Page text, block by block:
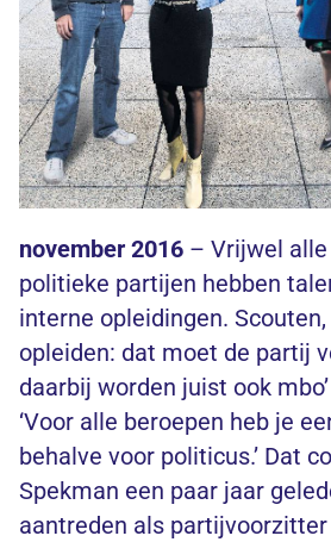
november 2016 – Vrijwel
politieke partijen hebben
interne opleidingen.
opleiden: dat moet de partij
daarbij worden juist ook
‘Voor alle beroepen heb je
behalve voor politicus.’ Dat
Spekman een paar jaar
aantreden als partijvoorzitter